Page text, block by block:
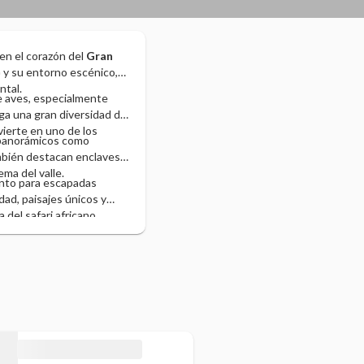
el corazón del Gran
su entorno escénico,
aves, especialmente
una gran diversidad de
en uno de los
como
destacan enclaves
del valle.
para escapadas
paisajes únicos y
del safari africano.